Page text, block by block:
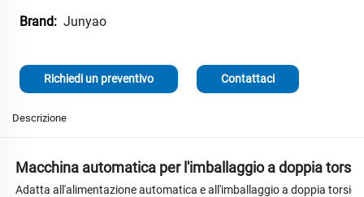
Brand: Junyao
Richiedi un preventivo Contattaci
Descrizione
Macchina automatica per l'imballaggio a doppia
Adatta all'alimentazione automatica e all'imballaggio a doppia